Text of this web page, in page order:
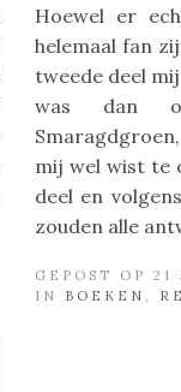
Hoewel er
helemaal fan
tweede deel
was dan
mij wel wist te
deel en
zouden alle
GEPOST OP 21
IN
BOEKEN ,